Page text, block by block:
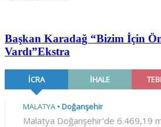
Başkan Karadağ “Bizim İçin
Vardı”Ekstra